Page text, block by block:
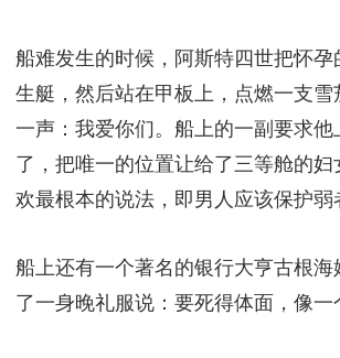
船难发生的时候，阿斯特四世把怀孕
生艇，然后站在甲板上，点燃一支雪
一声：我爱你们。船上的一副要求他
了，把唯一的位置让给了三等舱的
欢最根本的说法，即男人应该保护弱
船上还有一个著名的银行大亨古根海
了一身晚礼服说：要死得体面，像一